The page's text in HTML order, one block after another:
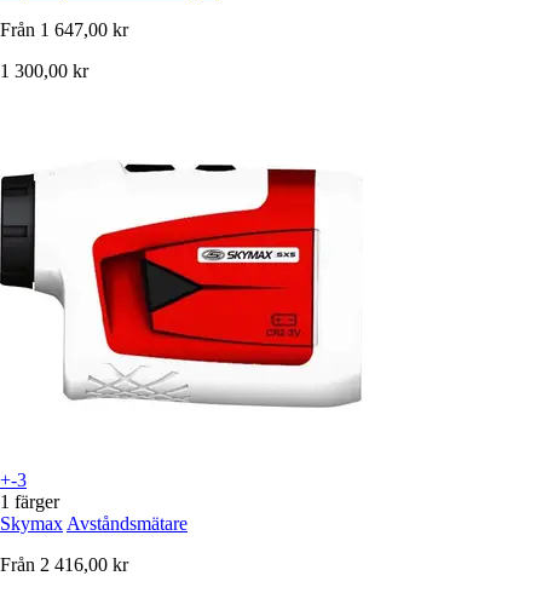
Från 1 647,00 kr
1 300,00 kr
+-3
1 färger
Skymax Avståndsmätare
Från 2 416,00 kr